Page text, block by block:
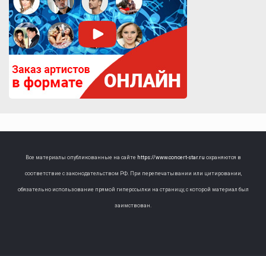
Все материалы опубликованные на сайте https://www.concert-star.ru охраняются в
соответствие с законодательством РФ. При перепечатывании или цитировании,
обязательно использование прямой гиперссылки на страницу, с которой материал был
заимствован.